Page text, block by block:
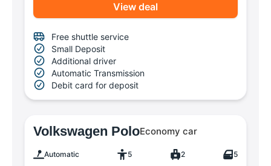
View deal
Free shuttle service
Small Deposit
Additional driver
Automatic Transmission
Debit card for deposit
Volkswagen PoloEconomy car
Automatic 5 2 5